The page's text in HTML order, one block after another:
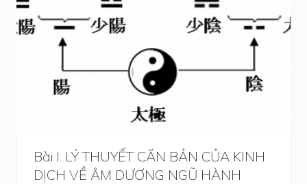
Bài I: LÝ THUYẾT CĂN BẢN CỦA KINH
DỊCH VỀ ÂM DƯƠNG NGŨ HÀNH